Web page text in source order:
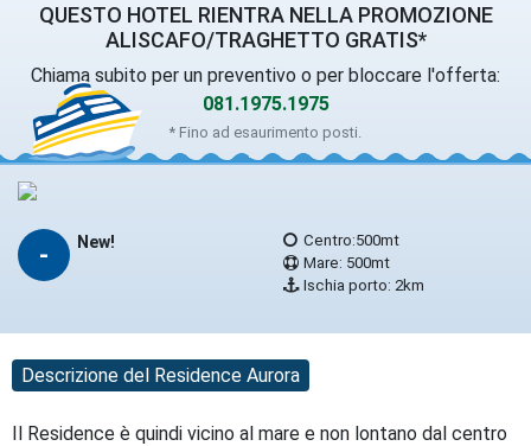
QUESTO HOTEL RIENTRA NELLA PROMOZIONE
ALISCAFO/TRAGHETTO GRATIS*
Chiama subito per un preventivo o per bloccare l'offerta:
081.1975.1975
* Fino ad esaurimento posti.
- New!
Centro:500mt
Mare: 500mt
Ischia porto: 2km
Descrizione del Residence Aurora
Il Residence è quindi vicino al mare e non lontano dal centro